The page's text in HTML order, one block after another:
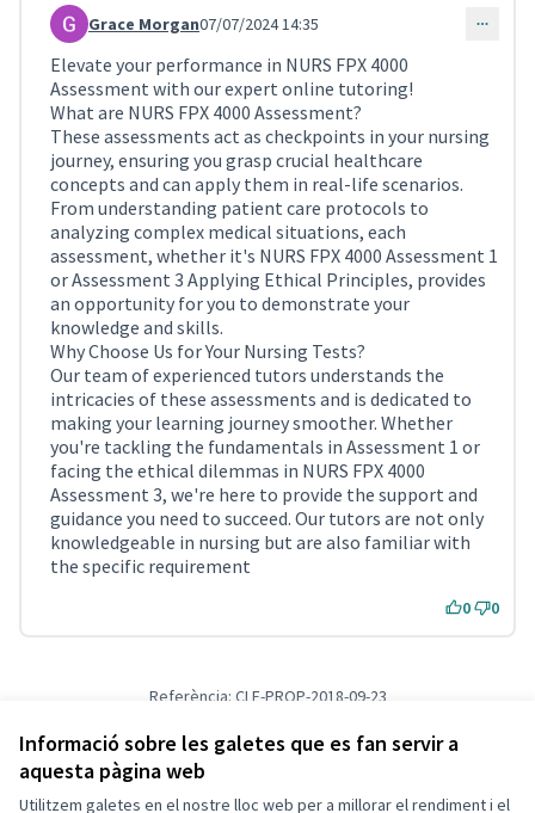
Informació sobre les galetes que es fan servir a
aquesta pàgina web
Utilitzem galetes en el nostre lloc web per a millorar el rendiment i el
Comentari 870
Grace Morgan07/07/2024 14:35
Elevate your performance in NURS FPX 4000
Assessment with our expert online tutoring!
What are NURS FPX 4000 Assessment?
These assessments act as checkpoints in your nursing
journey, ensuring you grasp crucial healthcare
concepts and can apply them in real-life scenarios.
From understanding patient care protocols to
analyzing complex medical situations, each
assessment, whether it's NURS FPX 4000 Assessment 1
or Assessment 3 Applying Ethical Principles, provides
an opportunity for you to demonstrate your
knowledge and skills.
Why Choose Us for Your Nursing Tests?
Our team of experienced tutors understands the
intricacies of these assessments and is dedicated to
making your learning journey smoother. Whether
you're tackling the fundamentals in Assessment 1 or
facing the ethical dilemmas in NURS FPX 4000
Assessment 3, we're here to provide the support and
guidance you need to succeed. Our tutors are not only
knowledgeable in nursing but are also familiar with
the specific requirement
0 0
Referència: CLF-PROP-2018-09-23
Verifica l'empremta digital